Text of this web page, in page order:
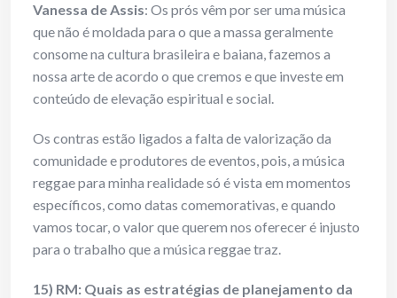
Vanessa de Assis: Os prós vêm por ser uma música
que não é moldada para o que a massa geralmente
consome na cultura brasileira e baiana, fazemos a
nossa arte de acordo o que cremos e que investe em
conteúdo de elevação espiritual e social.
Os contras estão ligados a falta de valorização da
comunidade e produtores de eventos, pois, a música
reggae para minha realidade só é vista em momentos
específicos, como datas comemorativas, e quando
vamos tocar, o valor que querem nos oferecer é injusto
para o trabalho que a música reggae traz.
15) RM: Quais as estratégias de planejamento da